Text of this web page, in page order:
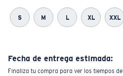
S M L XL XXL
Fecha de entrega estimada:
Finaliza tu compra para ver los tiempos